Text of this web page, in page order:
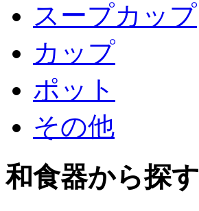
スープカップ
カップ
ポット
その他
和食器から探す